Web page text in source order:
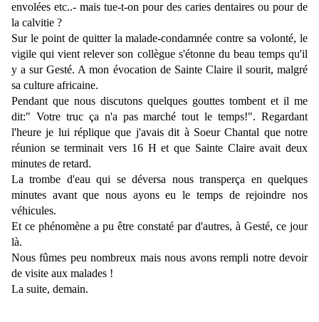
envolées etc..- mais tue-t-on pour des caries dentaires ou pour de
la calvitie ?
Sur le point de quitter la malade-condamnée contre sa volonté, le
vigile qui vient relever son collègue s'étonne du beau temps qu'il
y a sur Gesté. A mon évocation de Sainte Claire il sourit, malgré
sa culture africaine.
Pendant que nous discutons quelques gouttes tombent et il me
dit:" Votre truc ça n'a pas marché tout le temps!". Regardant
l'heure je lui réplique que j'avais dit à Soeur Chantal que notre
réunion se terminait vers 16 H et que Sainte Claire avait deux
minutes de retard.
La trombe d'eau qui se déversa nous transperça en quelques
minutes avant que nous ayons eu le temps de rejoindre nos
véhicules.
Et ce phénomène a pu être constaté par d'autres, à Gesté, ce jour
là.
Nous fûmes peu nombreux mais nous avons rempli notre devoir
de visite aux malades !
La suite, demain.